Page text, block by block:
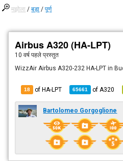
मझोला /बड़ा /पूर्ण
Airbus A320 (HA-LPT)
10 वर्ष पहले प्रस्तुत
WizzAir Airbus A320-232 HA-LPT in
18 of HA-LPT 65661 of A320
Bartolomeo Gorgoglione